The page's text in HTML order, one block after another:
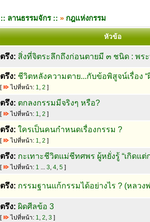
:: ลานธรรมจักร :: » กฎแห่งกรรม
หัวข้อ
ตรึง: สิ่งที่จิตระลึกถึงก่อนตายมี ๓ ชนิด : พ
ตรึง: ชีวิตหลังความตาย...กับข้อพิสูจน์เรื่อง “ผี
[ ไปที่หน้า: 1, 2 ]
ตรึง: ตกลงกรรมมีจริงๆ หรือ?
[ ไปที่หน้า: 1, 2 ]
ตรึง: ใครเป็นคนกำหนดเรื่องกรรม ?
[ ไปที่หน้า: 1, 2 ]
ตรึง: กะเทาะชีวิตแม่ชีทศพร ผู้หยั่งรู้ “เกิดแต่
[ ไปที่หน้า: 1 ... 3, 4, 5]
ตรึง: กรรมฐานแก้กรรมได้อย่างไร ? (หลวง
ตรึง: ผิดศีลข้อ 3
[ ไปที่หน้า: 1, 2, 3 ]